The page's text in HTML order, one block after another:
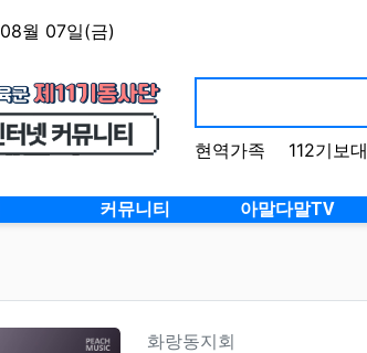
08월 07일(금)
현역가족 112기보대
커뮤니티 아말다말TV
화랑동지회